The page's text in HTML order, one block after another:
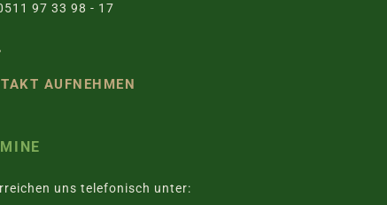
97 33 98 - 17
AUFNEHMEN
uns telefonisch unter: